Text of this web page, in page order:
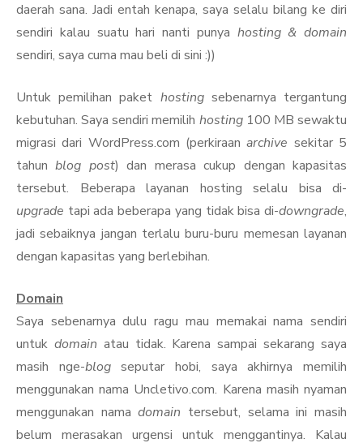
daerah sana. Jadi entah kenapa, saya selalu bilang ke diri
sendiri kalau suatu hari nanti punya hosting & domain
sendiri, saya cuma mau beli di sini :))
Untuk pemilihan paket hostingsebenarnya tergantung
kebutuhan. Saya sendiri memilih hosting100 MB sewaktu
migrasi dari WordPress.com (perkiraanarchive sekitar 5
tahunblog post) dan merasa cukup dengan kapasitas
tersebut. Beberapa layanan hosting selalu bisa di-
upgrade tapi ada beberapa yang tidak bisa di-downgrade,
jadi sebaiknya jangan terlalu buru-buru memesan layanan
dengan kapasitas yang berlebihan.
Domain
Saya sebenarnya dulu ragu mau memakai nama sendiri
untuk domain atau tidak. Karena sampai sekarang saya
masih nge-blogseputar hobi, saya akhirnya memilih
menggunakan nama Uncletivo.com. Karena masih nyaman
menggunakan namadomain tersebut, selama ini masih
belum merasakan urgensi untuk menggantinya. Kalau